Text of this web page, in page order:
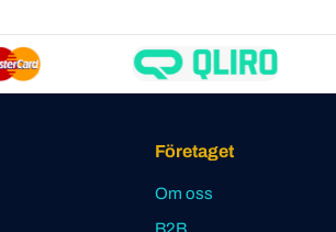
Företaget
Om oss